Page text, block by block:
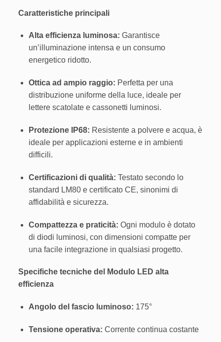
Caratteristiche principali
Alta efficienza luminosa: Garantisce
un’illuminazione intensa e un consumo
energetico ridotto.
Ottica ad ampio raggio: Perfetta per una
distribuzione uniforme della luce, ideale per
lettere scatolate e cassonetti luminosi.
Protezione IP68: Resistente a polvere e acqua, è
ideale per applicazioni esterne e in ambienti
difficili.
Certificazioni di qualità: Testato secondo lo
standard LM80 e certificato CE, sinonimi di
affidabilità e sicurezza.
Compattezza e praticità: Ogni modulo è dotato
di diodi luminosi, con dimensioni compatte per
una facile integrazione in qualsiasi progetto.
Specifiche tecniche del Modulo LED alta
efficienza
Angolo del fascio luminoso: 175°
Tensione operativa: Corrente continua costante